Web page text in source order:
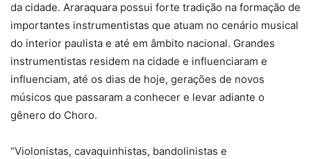
da cidade. Araraquara possui forte tradição na formação de
importantes instrumentistas que atuam no cenário musical
do interior paulista e até em âmbito nacional. Grandes
instrumentistas residem na cidade e influenciaram e
influenciam, até os dias de hoje, gerações de novos
músicos que passaram a conhecer e levar adiante o
gênero do Choro.
“Violonistas, cavaquinhistas, bandolinistas e